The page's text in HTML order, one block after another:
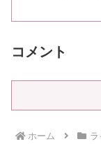
コメント
ホーム